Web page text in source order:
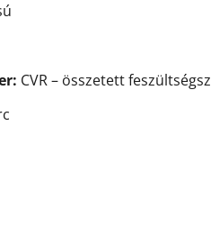
CVR – összetett